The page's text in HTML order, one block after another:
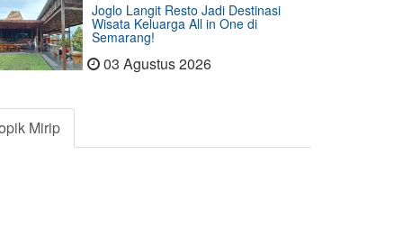
Joglo Langit Resto Jadi Destinasi
Wisata Keluarga All in One di
Semarang!
03 Agustus 2026
Mirip